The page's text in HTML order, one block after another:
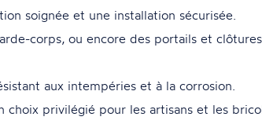
soignée et une installation sécurisée.
corps, ou encore des portails et
aux intempéries et à la corrosion.
privilégié pour les artisans et les